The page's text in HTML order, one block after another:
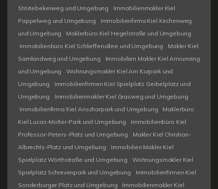
Störtebekerweg und Umgebung
Immobilienmakler Kiel
Pappelweg und Umgebung
Immobilienfirma Kiel Kirchenweg
und Umgebung
Maklerbüro Kiel Hegelstraße und Umgebung
Immobilienbüro Kiel Schlieffenallee und Umgebung
Makler Kiel
Samlandweg und Umgebung
Immobilien Makler Kiel Amrumring
und Umgebung
Wohnungsmakler Kiel Am Kurpark und
Umgebung
Immobilienfirmen Kiel Spielplatz Geibelplatz und
Umgebung
Immobilienmakler Kiel Grasweg und Umgebung
Immobilienfirma Kiel Anscharpark und Umgebung
Maklerbüro
Kiel Lucas-Molter-Park und Umgebung
Immobilienbüro Kiel
Professor-Peters-Platz und Umgebung
Makler Kiel Christian-
Albrechts-Platz und Umgebung
Immobilien Makler Kiel
Spielplatz Wörthstraße und Umgebung
Wohnungsmakler Kiel
Spielplatz Schrevenpark und Umgebung
Immobilienfirmen Kiel
Sonderburger Platz und Umgebung
Immobilienmakler Kiel